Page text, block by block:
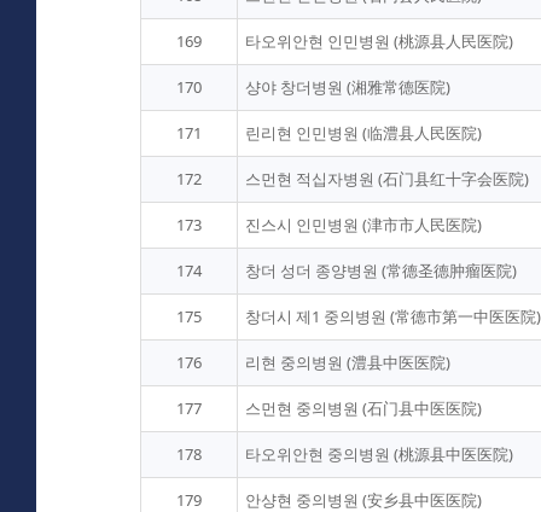
169 타오위안현 인민병원 (桃源县人民医院)
170 샹야 창더병원 (湘雅常德医院)
171 린리현 인민병원 (临澧县人民医院)
172 스먼현 적십자병원 (石门县红十字会医院)
173 진스시 인민병원 (津市市人民医院)
174 창더 성더 종양병원 (常德圣德肿瘤医院)
175 창더시 제1 중의병원 (常德市第一中医医院)
176 리현 중의병원 (澧县中医医院)
177 스먼현 중의병원 (石门县中医医院)
178 타오위안현 중의병원 (桃源县中医医院)
179 안샹현 중의병원 (安乡县中医医院)